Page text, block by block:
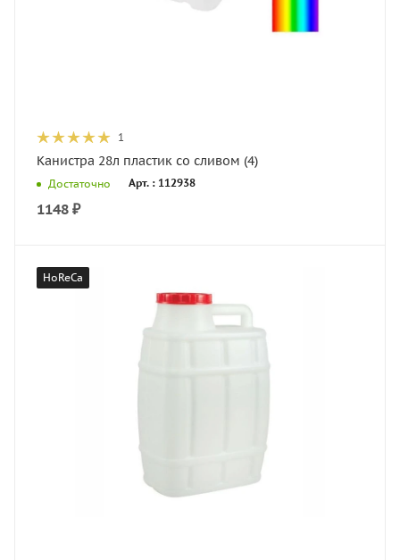
1
Канистра 28л пластик со сливом (4)
Достаточно Арт. : 112938
1148 ₽
HoReCa